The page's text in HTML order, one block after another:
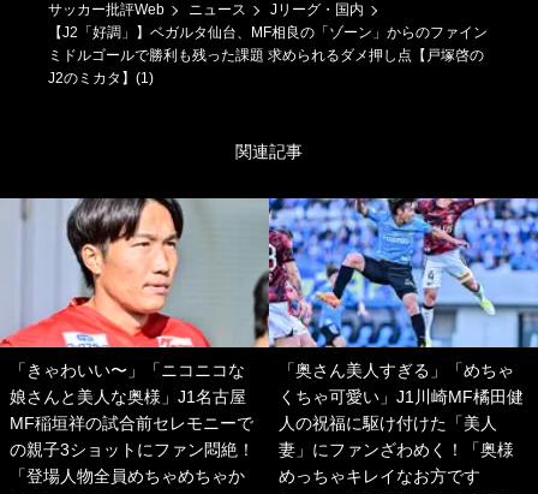
サッカー批評Web ニュース
Jリーグ・国内
【J2「好調」】ベガルタ仙台、MF相良の「ゾーン」からのファイン
ミドルゴールで勝利も残った課題 求められるダメ押し点【戸塚啓の
J2のミカタ】(1)
関連記事
「きゃわいい〜」「ニコニコな
娘さんと美人な奥様」J1名古屋
MF稲垣祥の試合前セレモニーで
の親子3ショットにファン悶絶！
「登場人物全員めちゃめちゃか
「奥さん美人すぎる」「めちゃ
くちゃ可愛い」J1川崎MF橘田健
人の祝福に駆け付けた「美人
妻」にファンざわめく！「奥様
めっちゃキレイなお方です